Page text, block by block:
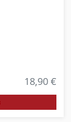
18,90 €